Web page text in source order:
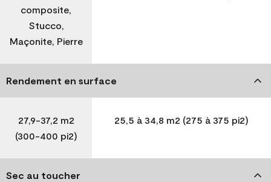
composite,
Stucco,
Maçonite, Pierre
Rendement en surface
27,9-37,2 m2
(300-400 pi2)
25,5 à 34,8 m2 (275 à 375 pi2)
Sec au toucher